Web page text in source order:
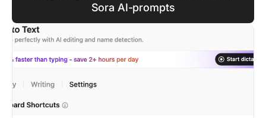
Sora AI-prompts